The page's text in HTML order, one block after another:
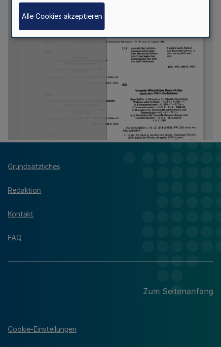
Grundsätzliches
Redaktion
Kontakt
FAQ
Zum Seitenanfang
Cookie-Einstellungen
Alle Cookies akzeptieren